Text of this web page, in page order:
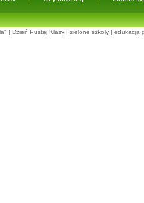
| Dzień Pustej Klasy | zielone szkoły | edukacja